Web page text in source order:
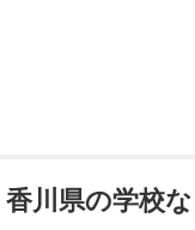
香川県の学校